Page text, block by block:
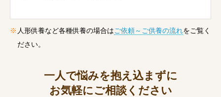
人形供養など各種供養の場合は ご依頼～ご供養の流れをご覧く
ださい。
一人で悩みを抱え込まずに
お気軽にご相談ください